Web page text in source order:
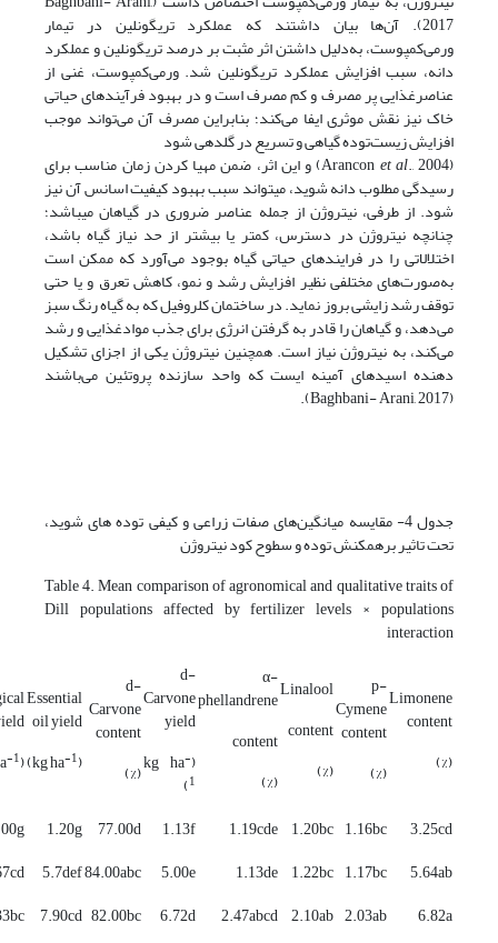
2017). آن‌ها بیان داشتند که عملکرد تریگونلین در تیمار
ورمی‌کمپوست، به‌دلیل داشتن اثر مثبت بر درصد تریگونلین و عملکرد
دانه، سبب افزایش عملکرد تریگونلین ‌شد. ورمی‌کمپوست، غنی از
عناصرغذایی پر مصرف و کم مصرف است و در بهبود فرآیندهای حیاتی
خاک نیز نقش موثری ایفا می‌کند؛ بنابراین مصرف آن می‌تواند موجب
افزایش زیست‌توده گیاهی و تسریع در گلدهی شود
(Arancon
et al ., 2004) و این اثر، ضمن مهیا کردن زمان مناسب برای
رسیدگی مطلوب دانه شوید، می­تواند سبب بهبود کیفیت اسانس آن نیز
شود. از طرفی، نیتروژن از جمله عناصر ضروری در گیاهان می­باشد؛
چنانچه نیتروژن در دسترس، کمتر یا بیشتر از حد نیاز گیاه باشد،
اختلالاتی را در فرایندهای حیاتی گیاه بوجود می‌آورد که ممکن است
به‌صورت‌های مختلفی نظیر افزایش رشد و نمو، کاهش تعرق و یا حتی
توقف رشد زایشی بروز نماید. در ساختمان کلروفیل که به گیاه رنگ سبز
می‌دهد، و گیاهان را قادر به گرفتن انرژی برای جذب موادغذایی و رشد
می‌کند، به نیتروژن نیاز است. همچنین نیتروژن یکی از اجزای تشکیل
دهنده اسیدهای آمینه ایست که واحد سازنده پروتئین می‌باشند
(Baghbani- Arani, 2017).
جدول 4- مقایسه میانگین‌های صفات زراعی و کیفی توده های شوید،
تحت تاثیر برهمکنش توده و سطوح کود نیتروژن
Table 4. Mean comparison of agronomical and qualitative traits of
Dill populations affected by fertilizer levels × populations
interaction
Limonene
content
(%)
p-
Cymene
content
(%)
Linalool
content
(%)
α-
phellandrene
content
(%)
d-
Carvone
yield
(kg ha
-
1
)
d-
Carvone
content
(%)
Essential
oil yield
(kg ha
-1
)
(kg ha
-1
3.25cd
1.16bc
1.20bc
1.19cde
1.13f
77.00d
1.20g
5.64ab
1.17bc
1.22bc
1.13de
5.00e
84.00abc
5.7def
6.82a
2.03ab
2.10ab
2.47abcd
6.72d
82.00bc
7.90cd